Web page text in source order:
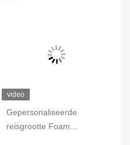
video
Gepersonaliseerde
reisgrootte Foam